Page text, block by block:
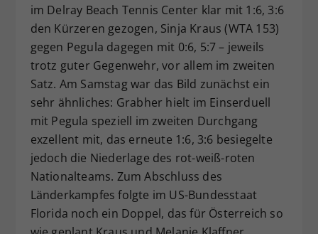
im Delray Beach Tennis Center klar mit 1:6, 3:6
den Kürzeren gezogen, Sinja Kraus (WTA 153)
gegen Pegula dagegen mit 0:6, 5:7 – jeweils
trotz guter Gegenwehr, vor allem im zweiten
Satz. Am Samstag war das Bild zunächst ein
sehr ähnliches: Grabher hielt im Einserduell
mit Pegula speziell im zweiten Durchgang
exzellent mit, das erneute 1:6, 3:6 besiegelte
jedoch die Niederlage des rot-weiß-roten
Nationalteams. Zum Abschluss des
Länderkampfes folgte im US-Bundesstaat
Florida noch ein Doppel, das für Österreich so